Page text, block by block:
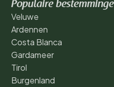
Populaire
Veluwe
Ardennen
Costa Blanca
Gardameer
Tirol
Burgenland